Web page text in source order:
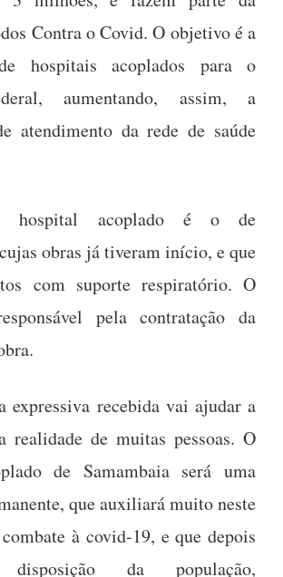
Contra o Covid. O objetivo é a
hospitais acoplados para o
aumentando, assim, a
atendimento da rede de saúde
hospital acoplado é o de
obras já tiveram início, e que
com suporte respiratório. O
pela contratação da
expressiva recebida vai ajudar a
realidade de muitas pessoas. O
de Samambaia será uma
que auxiliará muito neste
à covid-19, e que depois
da população,